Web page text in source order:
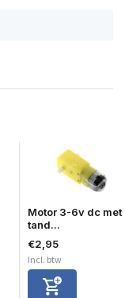
Motor 3-6v dc met
tand...
€2,95
Incl. btw